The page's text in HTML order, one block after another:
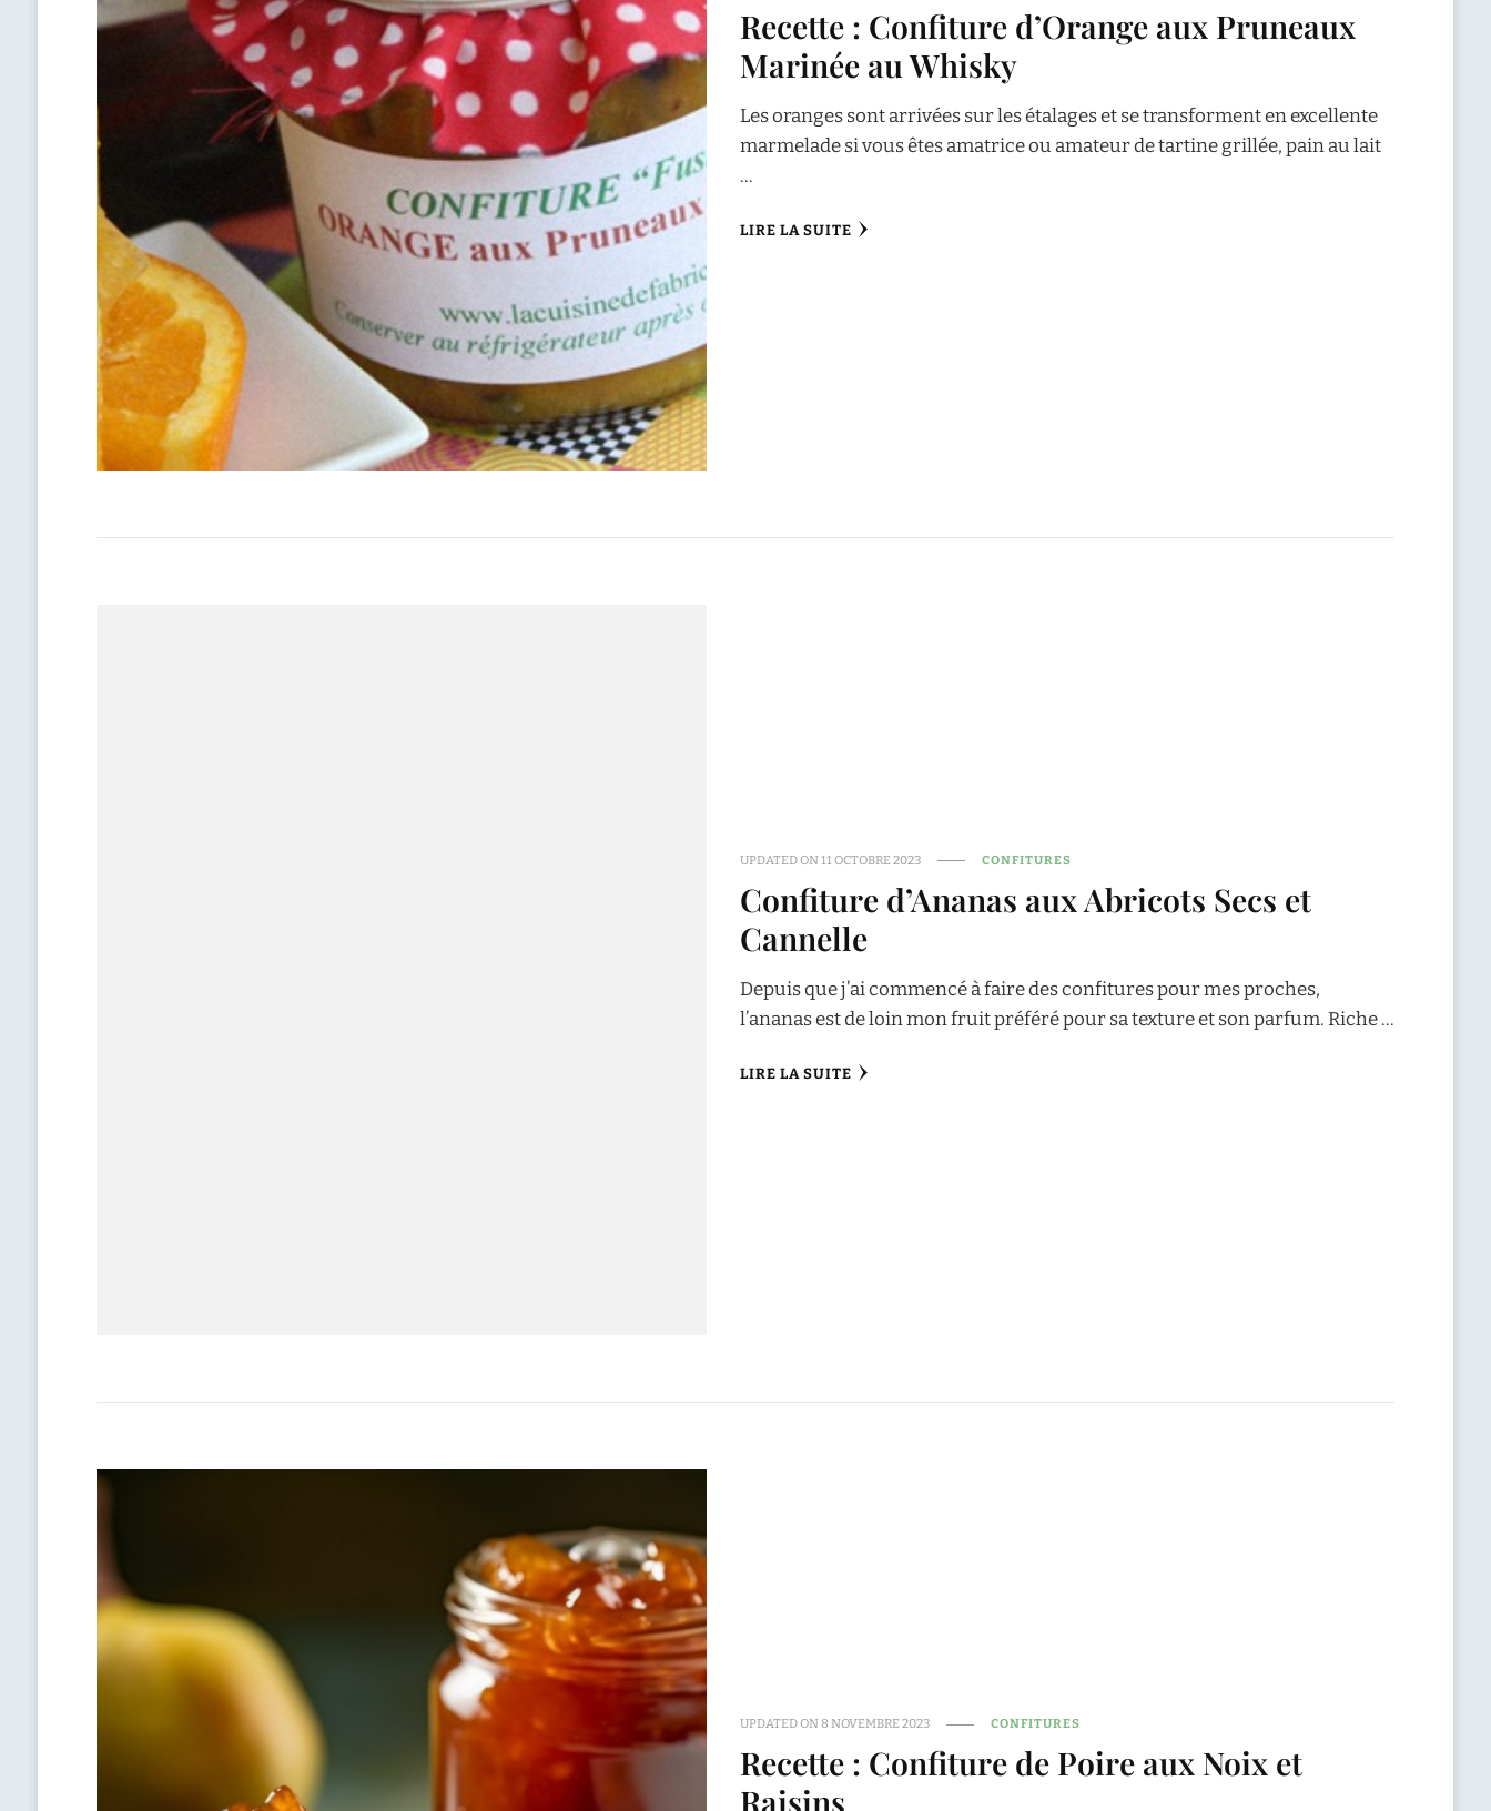
Recette : Confiture d’Orange aux Pruneaux
Marinée au Whisky
Les oranges sont arrivées sur les étalages et se transforment en excellente
marmelade si vous êtes amatrice ou amateur de tartine grillée, pain au lait
…
LIRE LA SUITE
UPDATED ON11 OCTOBRE 2023 CONFITURES
Confiture d’Ananas aux Abricots Secs et
Cannelle
Depuis que j’ai commencé à faire des confitures pour mes proches,
l’ananas est de loin mon fruit préféré pour sa texture et son parfum. Riche …
LIRE LA SUITE
UPDATED ON 8 NOVEMBRE 2023 CONFITURES
Recette : Confiture de Poire aux Noix et
Raisins